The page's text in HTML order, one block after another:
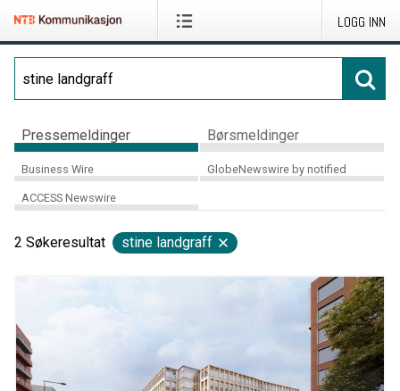
LOGG INN
Pressemeldinger Børsmeldinger
Business Wire GlobeNewswire by notified
ACCESS Newswire
2 Søkeresultat stine landgraff